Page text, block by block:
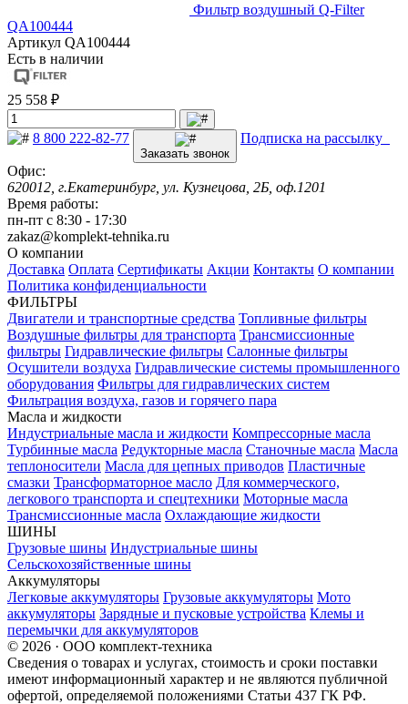
Фильтр воздушный Q-Filter
QA100444
Артикул QA100444
Есть в наличии
25 558 ₽
8 800 222-82-77
Заказать звонок
Подписка на рассылку
Офис:
620012, г.Екатеринбург, ул. Кузнецова, 2Б, оф.1201
Время работы:
пн-пт с 8:30 - 17:30
zakaz@komplekt-tehnika.ru
О компании
Доставка Оплата Сертификаты Акции Контакты О компании
Политика конфиденциальности
ФИЛЬТРЫ
Двигатели и транспортные средства Топливные фильтры
Воздушные фильтры для транспорта Трансмиссионные
фильтры Гидравлические фильтры Салонные фильтры
Осушители воздуха Гидравлические системы промышленного
оборудования Фильтры для гидравлических систем
Фильтрация воздуха, газов и горячего пара
Масла и жидкости
Индустриальные масла и жидкости Компрессорные масла
Турбинные масла Редукторные масла Станочные масла Масла
теплоносители Масла для цепных приводов Пластичные
смазки Трансформаторное масло Для коммерческого,
легкового транспорта и спецтехники Моторные масла
Трансмиссионные масла Охлаждающие жидкости
ШИНЫ
Грузовые шины Индустриальные шины
Сельскохозяйственные шины
Аккумуляторы
Легковые аккумуляторы Грузовые аккумуляторы Мото
аккумуляторы Зарядные и пусковые устройства Клемы и
перемычки для аккумуляторов
© 2026 · ООО комплект-техника
Сведения о товарах и услугах, стоимость и сроки поставки
имеют информационный характер и не являются публичной
офертой, определяемой положениями Статьи 437 ГК РФ.